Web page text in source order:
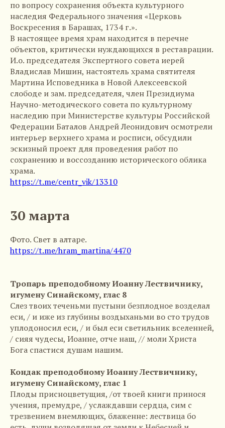
по вопросу сохранения объекта культурного
наследия Федерального значения «Церковь
Воскресения в Барашах, 1734 г.».
В настоящее время храм находится в перечне
объектов, критически нуждающихся в реставрации.
И.о. председателя Экспертного совета иерей
Владислав Мишин, настоятель храма святителя
Мартина Исповедника в Новой Алексеевской
слободе и зам. председателя, член Президиума
Научно-методического совета по культурному
наследию при Министерстве культуры Российской
Федерации Баталов Андрей Леонидович осмотрели
интерьер верхнего храма и росписи, обсудили
эскизный проект для проведения работ по
сохранению и воссозданию исторического облика
храма.
https://t.me/centr_vik/13310
30 марта
Фото. Свет в алтаре.
https://t.me/hram_martina/4470
Тропарь преподобному Иоанну Лествичнику,
игумену Синайскому, глас 8
Слез твоих теченьми пустыни безплодное возделал
еси, / и иже из глубины воздыханьми во сто трудов
уплодоносил еси, / и был еси светильник вселенней,
/ сияя чудесы, Иоанне, отче наш, // моли Христа
Бога спастися душам нашим.
Кондак преподобному Иоанну Лествичнику,
игумену Синайскому, глас 1
Плоды присноцветущия, /от твоей книги принося
учения, премудре, / услаждавши сердца, сим с
трезвением внемлющих, блаженне: лествица бо